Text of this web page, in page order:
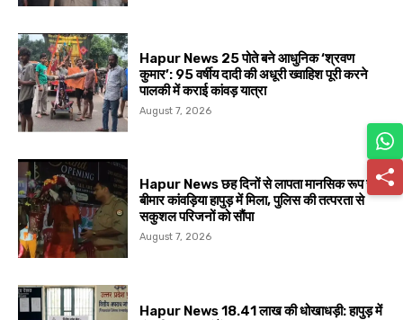
Hapur News 25 पोते बने आधुनिक ‘श्रवण
कुमार’: 95 वर्षीय दादी की अधूरी ख्वाहिश पूरी करने
पालकी में कराई कांवड़ यात्रा
August 7, 2026
Hapur News छह दिनों से लापता मानसिक रूप से
बीमार कांवड़िया हापुड़ में मिला, पुलिस की तत्परता से
सकुशल परिजनों को सौंपा
August 7, 2026
Hapur News 18.41 लाख की धोखाधड़ी: हापुड़ में